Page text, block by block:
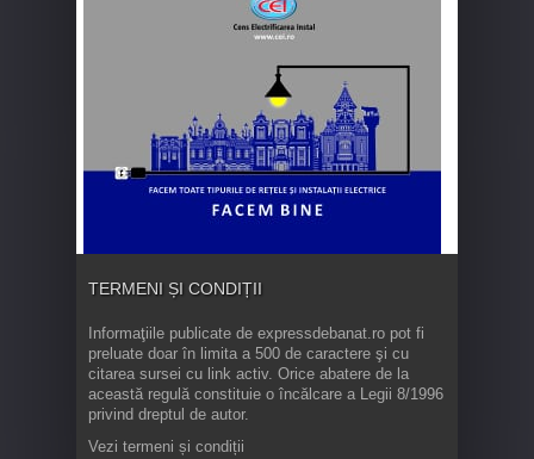
TERMENI ȘI CONDIȚII
Informaţiile publicate de expressdebanat.ro pot fi
preluate doar în limita a 500 de caractere şi cu
citarea sursei cu link activ. Orice abatere de la
această regulă constituie o încălcare a Legii 8/1996
privind dreptul de autor.
Vezi termeni și condiții